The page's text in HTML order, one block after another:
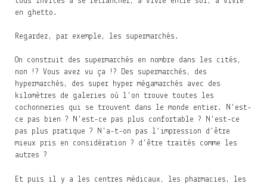
en ghetto.
Regardez, par exemple, les supermarchés.
On construit des supermarchés en nombre dans les cités,
non !? Vous avez vu ça !? Des supermarchés, des
hypermarchés, des super hyper mégamarchés avec des
kilomètres de galeries où l’on trouve toutes les
cochonneries qui se trouvent dans le monde entier. N'est-
ce pas bien ? N'est-ce pas plus confortable ? N'est-ce
pas plus pratique ? N'a-t-on pas l’impression d’être
mieux pris en considération ? d’être traités comme les
autres ?
Et puis il y a les centres médicaux, les pharmacies, les